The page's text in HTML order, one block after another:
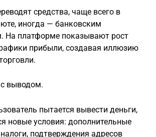
средства, чаще всего в
иногда — банковским
На платформе показывают рост
прибыли, создавая иллюзию
выводом.
пытается вывести деньги,
новые условия: дополнительные
подтверждения адресов